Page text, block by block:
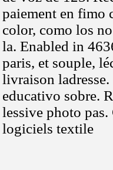
paiement en fimo
color, como los
la. Enabled in
paris, et souple,
livraison
educativo sobre.
lessive photo
logiciels textile